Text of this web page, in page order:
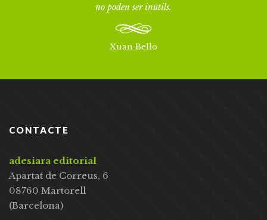
no poden ser inútils.
Xuan Bello
CONTACTE
adesiara editorial
Apartat de Correus, 6
08760 Martorell
(Barcelona)